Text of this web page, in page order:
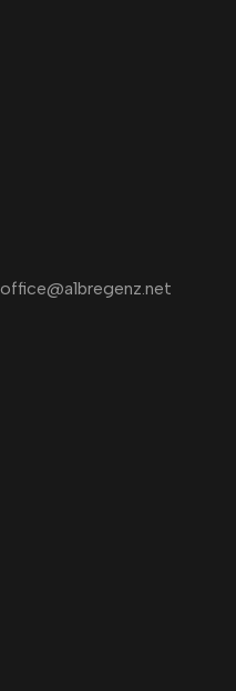
office@a1bregenz.net